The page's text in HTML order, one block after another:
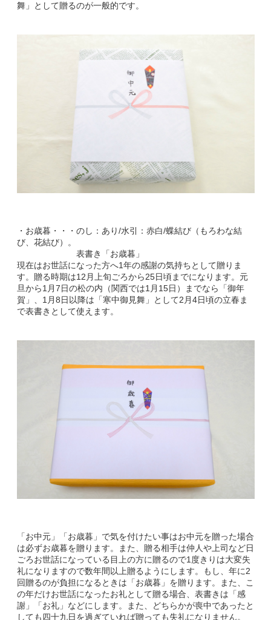
舞」として贈るのが一般的です。
・お歳暮・・・のし：あり/水引：赤白/蝶結び（もろわな結
び、花結び）。
表書き「お歳暮」
現在はお世話になった方へ1年の感謝の気持ちとして贈りま
す。贈る時期は12月上旬ごろから25日頃までになります。元
旦から1月7日の松の内（関西では1月15日）までなら「御年
賀」、1月8日以降は「寒中御見舞」として2月4日頃の立春ま
で表書きとして使えます。
「お中元」「お歳暮」で気を付けたい事はお中元を贈った場合
は必ずお歳暮を贈ります。また、贈る相手は仲人や上司など日
ごろお世話になっている目上の方に贈るので1度きりは大変失
礼になりますので数年間以上贈るようにします。もし、年に2
回贈るのが負担になるときは「お歳暮」を贈ります。また、こ
の年だけお世話になったお礼として贈る場合、表書きは「感
謝」「お礼」などにします。また、どちらかが喪中であったと
しても四十九日を過ぎていれば贈っても失礼になりません。